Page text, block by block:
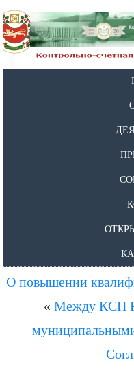
О повышении
« Между КСП